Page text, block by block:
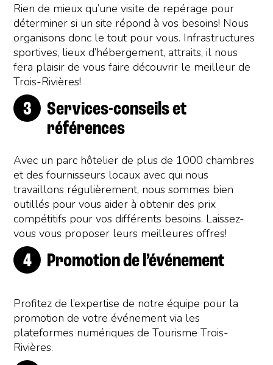
Rien de mieux qu’une visite de repérage pour
déterminer si un site répond à vos besoins! Nous
organisons donc le tout pour vous. Infrastructures
sportives, lieux d’hébergement, attraits, il nous
fera plaisir de vous faire découvrir le meilleur de
Trois-Rivières!
Services-conseils et
références
Avec un parc hôtelier de plus de 1000 chambres
et des fournisseurs locaux avec qui nous
travaillons régulièrement, nous sommes bien
outillés pour vous aider à obtenir des prix
compétitifs pour vos différents besoins. Laissez-
vous vous proposer leurs meilleures offres!
Promotion de l’événement
Profitez de l’expertise de notre équipe pour la
promotion de votre événement via les
plateformes numériques de Tourisme Trois-
Rivières.